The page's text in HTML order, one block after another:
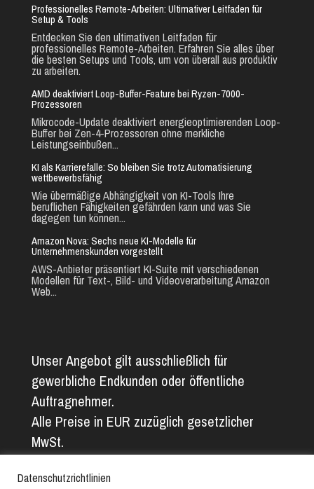
Professionelles Remote-Arbeiten: Ultimativer Leitfaden für
Setup & Tools
Entdecken Sie den ultimativen Leitfaden für
professionelles Remote-Arbeiten. Erfahren Sie alles über
die besten Setups und Tools, um von überall aus produktiv
zu arbeiten.
AMD deaktiviert Loop-Buffer-Feature bei Ryzen-7000-
Prozessoren
Mikrocode-Update deaktiviert energieoptimierenden Loop-
Buffer bei Zen-4-Prozessoren ohne merkliche
Leistungseinbußen...
KI als Karrierefalle: So bleiben Sie trotz Automatisierung
wettbewerbsfähig
Wie übermäßige Abhängigkeit von KI-Tools Ihre
beruflichen Fähigkeiten gefährden kann und was Sie
dagegen tun können...
Amazon Nova: Sechs neue KI-Modelle für
Unternehmenskunden vorgestellt
AWS-Anbieter präsentiert KI-Suite mit verschiedenen
Modellen für Text-, Bild- und Videoverarbeitung Amazon
Web...
Unser Angebot gilt ausschließlich für
gewerbliche Endkunden oder öffentliche
Auftragnehmer.
Alle Preise in EUR zuzüglich gesetzlicher
MwSt.
Alle Angaben ohne Gewähr. Abbildungs- und
Datenschutzrichtlinien